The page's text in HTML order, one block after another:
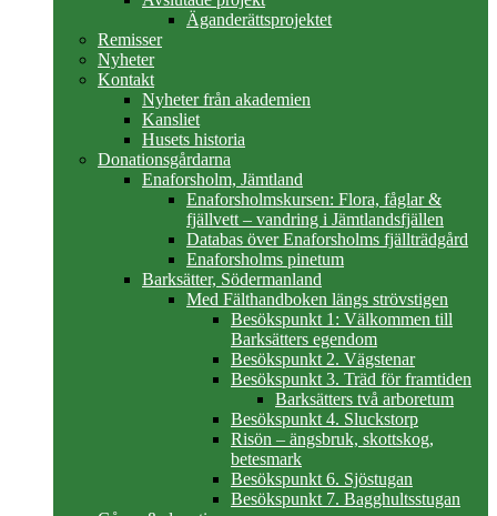
Äganderättsprojektet
Remisser
Nyheter
Kontakt
Nyheter från akademien
Kansliet
Husets historia
Donationsgårdarna
Enaforsholm, Jämtland
Enaforsholmskursen: Flora, fåglar &
fjällvett – vandring i Jämtlandsfjällen
Databas över Enaforsholms fjällträdgård
Enaforsholms pinetum
Barksätter, Södermanland
Med Fälthandboken längs strövstigen
Besökspunkt 1: Välkommen till
Barksätters egendom
Besökspunkt 2. Vägstenar
Besökspunkt 3. Träd för framtiden
Barksätters två arboretum
Besökspunkt 4. Sluckstorp
Risön – ängsbruk, skottskog,
betesmark
Besökspunkt 6. Sjöstugan
Besökspunkt 7. Bagghultsstugan